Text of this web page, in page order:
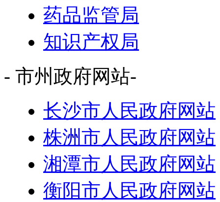
药品监管局
知识产权局
- 市州政府网站-
长沙市人民政府网站
株洲市人民政府网站
湘潭市人民政府网站
衡阳市人民政府网站